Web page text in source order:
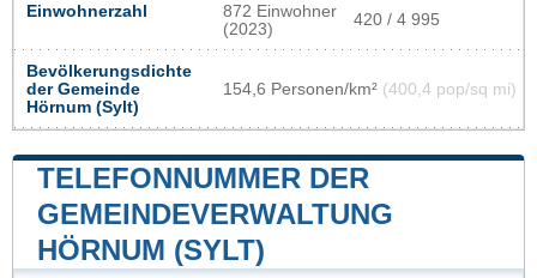
Einwohnerzahl
872 Einwohner
(2023)
420 / 4 995
Bevölkerungsdichte
der Gemeinde
Hörnum (Sylt)
154,6 Personen/km² (400,4 pop/sq mi)
TELEFONNUMMER DER
GEMEINDEVERWALTUNG
HÖRNUM (SYLT)